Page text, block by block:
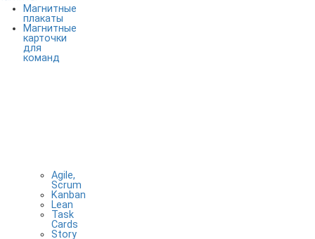
Магнитные
плакаты
Магнитные
карточки
для
команд
Agile,
Scrum
Kanban
Lean
Task
Cards
Story